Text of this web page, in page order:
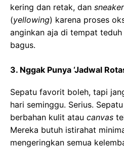
kering dan retak, dan
(yellowing) karena proses
anginkan aja di tempat
bagus.
3. Nggak Punya ‘Jadwal
Sepatu favorit boleh, tapi
hari seminggu. Serius.
berbahan kulit atau canvas
Mereka butuh istirahat
mengeringkan semua